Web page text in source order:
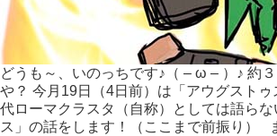
どうも～、いのっちです♪（ – ω – ）♪ 約
や？ 今月19日（4日前）は「アウグスト
代ローマクラスタ（自称）としては語ら
ス」の話をします！（ここまで前振り）